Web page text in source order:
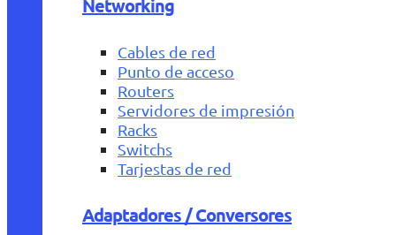
Networking
Cables de red
Punto de acceso
Routers
Servidores de impresión
Racks
Switchs
Tarjestas de red
Adaptadores / Conversores